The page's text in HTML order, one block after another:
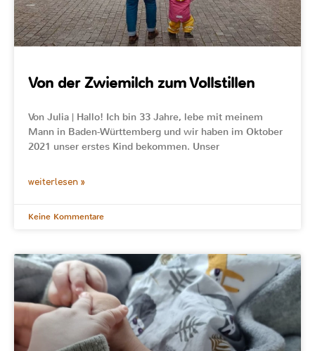
Von der Zwiemilch zum Vollstillen
Von Julia | Hallo! Ich bin 33 Jahre, lebe mit meinem
Mann in Baden-Württemberg und wir haben im Oktober
2021 unser erstes Kind bekommen. Unser
weiterlesen »
Keine Kommentare